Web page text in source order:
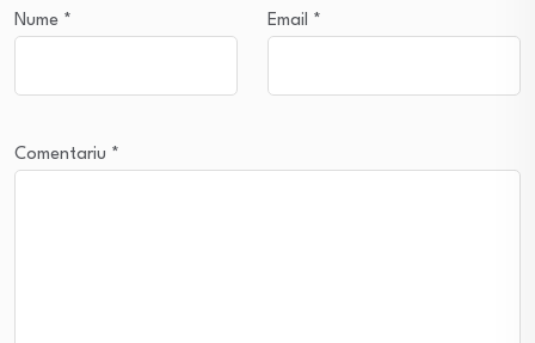
Nume * Email *
Comentariu *